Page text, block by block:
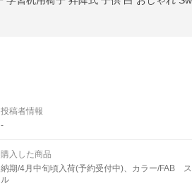
投稿者情報
-
購入した商品
納期/4月中旬頃入荷(予約受付中)、カラー/FAB
ル